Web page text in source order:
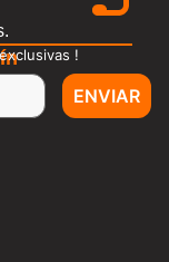
!
ENVIAR